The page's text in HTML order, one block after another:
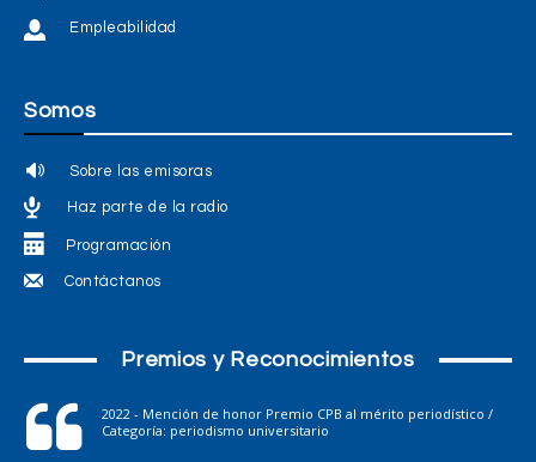
Empleabilidad
Somos
Sobre las emisoras
Haz parte de la radio
Programación
Contáctanos
Premios y Reconocimientos
2022 - Mención de honor Premio CPB al mérito periodístico /
Categoría: periodismo universitario